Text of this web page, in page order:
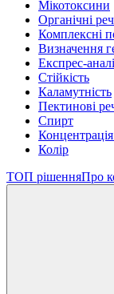
Мікотоксини
Органічні
Комплексні
Визначення
Експрес-
Стійкість
Каламутність
Пектинові
Спирт
Колір
ТОП рішенняПро